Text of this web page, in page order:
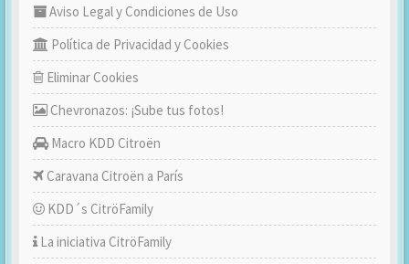
Aviso Legal y Condiciones de Uso
Política de Privacidad y Cookies
Eliminar Cookies
Chevronazos: ¡Sube tus fotos!
Macro KDD Citroën
Caravana Citroën a París
KDD´s CitröFamily
La iniciativa CitröFamily